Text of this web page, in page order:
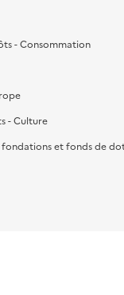
- Consommation
- Culture
fondations et fonds de